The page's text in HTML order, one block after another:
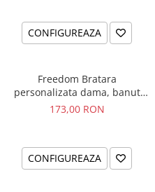
CONFIGUREAZA
Freedom Bratara
personalizata dama, banut
argint, snur reglabil
173,00 RON
CONFIGUREAZA